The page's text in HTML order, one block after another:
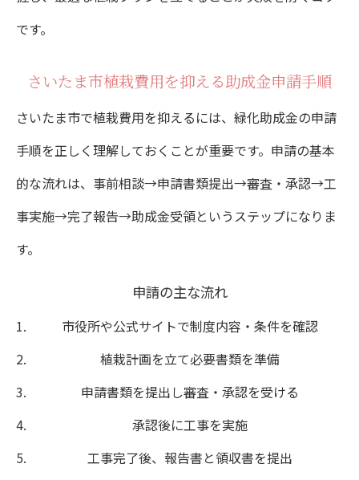
です。
さいたま市植栽費用を抑える助成金申請手順
さいたま市で植栽費用を抑えるには、緑化助成金の申請
手順を正しく理解しておくことが重要です。申請の基本
的な流れは、事前相談→申請書類提出→審査・承認→工
事実施→完了報告→助成金受領というステップになりま
す。
申請の主な流れ
市役所や公式サイトで制度内容・条件を確認
植栽計画を立て必要書類を準備
申請書類を提出し審査・承認を受ける
承認後に工事を実施
工事完了後、報告書と領収書を提出